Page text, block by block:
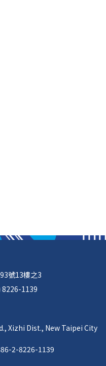
號13樓之3
8226-1139
Xizhi Dist., New Taipei City
2-8226-1139